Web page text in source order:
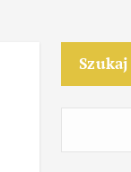
Szukaj